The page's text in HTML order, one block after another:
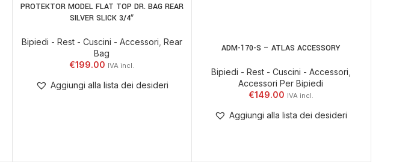
AGGIUNGI AL CARRELLO
PROTEKTOR MODEL FLAT TOP DR. BAG REAR
SILVER SLICK 3/4″
Bipiedi - Rest - Cuscini - Accessori Rear
Bag
€199.00
Aggiungi alla lista dei desideri
AGGIUNGI AL CARRELLO
ADM-170-S – ATLAS ACCESSORY
Bipiedi - Rest - Cuscini - Accessori
Accessori Per Bipiedi
€149.00
Aggiungi alla lista dei desideri